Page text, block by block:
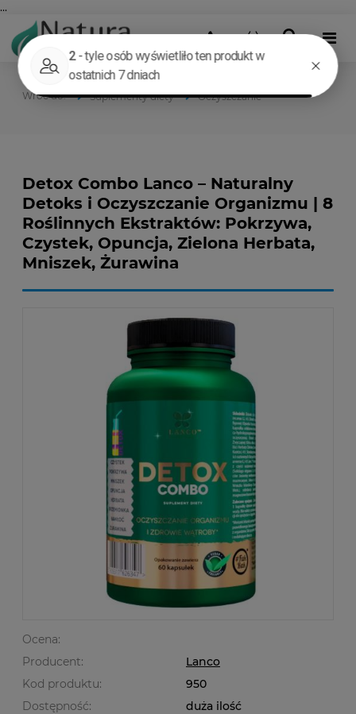
...
Suplementy diety Oczyszczanie
Detox Combo Lanco – Naturalny
Detoks i Oczyszczanie Organizmu | 8
Roślinnych Ekstraktów: Pokrzywa,
Czystek, Opuncja, Zielona Herbata,
Mniszek, Żurawina
Ocena:
Producent:
Lanco
Kod produktu:
950
Dostępność:
duża ilość